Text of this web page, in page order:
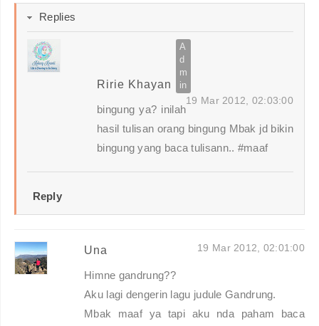
Replies
Ririe Khayan
19 Mar 2012, 02:03:00
bingung ya? inilah
hasil tulisan orang bingung Mbak jd bikin
bingung yang baca tulisann.. #maaf
Reply
Una 19 Mar 2012, 02:01:00
Himne gandrung??
Aku lagi dengerin lagu judule Gandrung.
Mbak maaf ya tapi aku nda paham baca